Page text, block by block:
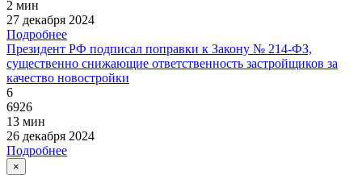
2 мин
27 декабря 2024
Подробнее
Президент РФ подписал поправки к Закону № 214-ФЗ,
существенно снижающие ответственность застройщиков за
качество новостройки
6
6926
13 мин
26 декабря 2024
Подробнее
×